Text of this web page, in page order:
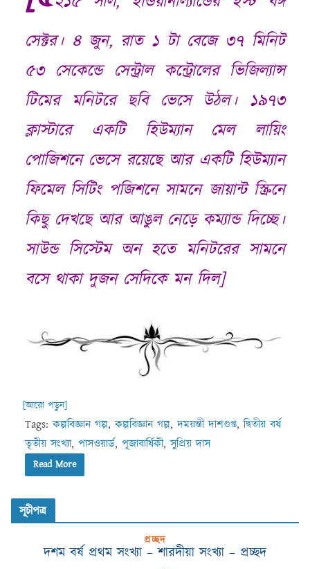
সেক্টর। ৪ জুন, রাত ১ টা বেজে ৩৭ মিনিট
৫৩ সেকেন্ডে সেন্ট্রাল কন্ট্রোলের ভিজিল্যান্স
টিমের মনিটরে ছবি ভেসে উঠল। ১৯৭৩
ক্লাস্টারে একটি হিউম্যান মেল লায়িং
পোজিশনে ভেসে রয়েছে আর একটি হিউম্যান
ফিমেল সিটিং পজিশনে সামনে জায়ান্ট স্ক্রিনে
কিছু দেখছে আর আঙুল নেড়ে কম্যান্ড দিচ্ছে।
সাউন্ড সিস্টেম অন হতে মনিটরের সামনে
বসে থাকা দুজন সেদিকে মন দিল]
[আরো পড়ুন]
Tags:কল্পবিজ্ঞান গল্প,কল্পবিজ্ঞান গল্প,দময়ন্তী দাশগুপ্ত,দ্বিতীয় বর্ষ
তৃতীয় সংখ্যা, পাসওয়ার্ড, পূজাবার্ষিকী,সুপ্রিয় দাস
Read More
সূচীপত্র
প্রচ্ছদ
দশম বর্ষ প্রথম সংখ্যা – শারদীয়া সংখ্যা – প্রচ্ছদ